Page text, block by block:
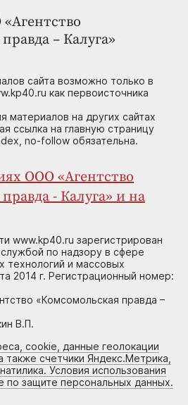
– Калуга»
сайта возможно только в
как первоисточника
материалов на других сайтах
ссылка на главную страницу
no-follow обязательна.
ООО «Агентство
- Калуга» и на
www.kp40.ru зарегистрирован
по надзору в сфере
технологий и массовых
2014 г. Регистрационный номер:
«Комсомольская правда –
В.П.
cookie, данные геолокации
также счетчики Яндекс.Метрика,
Условия использования
по защите персональных данных.